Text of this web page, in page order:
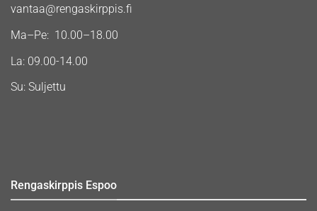
vantaa@rengaskirppis.fi
Ma–Pe: 10.00–18.00
La: 09.00-14.00
Su: Suljettu
Rengaskirppis Espoo